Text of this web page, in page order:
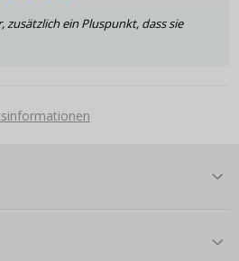
zusätzlich ein Pluspunkt, dass sie